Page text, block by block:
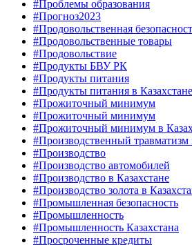
#Проблемы образования
#Прогноз2023
#Продовольственная
#Продовольственные товары
#Продовольствие
#Продукты БВУ РК
#Продукты питания
#Продукты питания в Казахстане
#Прожиточный минимум
#Прожиточный минимум
#Прожиточный минимум в
#Производственный
#Производство
#Производство автомобилей
#Производство в Казахстане
#Производство золота в
#Промышленная безопасность
#Промышленность
#Промышленность Казахстана
#Просроченные кредиты